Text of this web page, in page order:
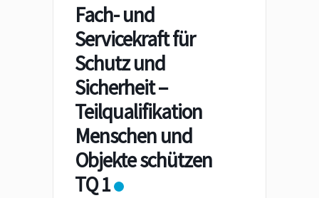
Fach- und
Servicekraft für
Schutz und
Sicherheit –
Teilqualifikation
Menschen und
Objekte schützen
TQ 1